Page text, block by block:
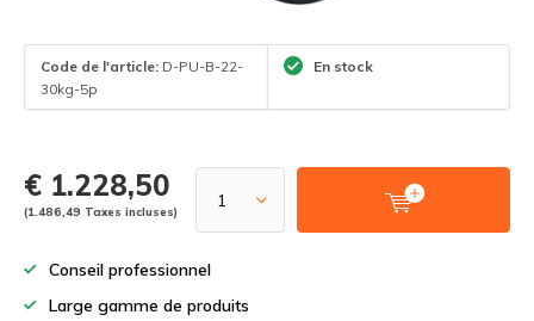
Code de l'article: D-PU-B-22-
30kg-5p
En stock
€ 1.228,50
(1.486,49 Taxes incluses)
Conseil professionnel
Large gamme de produits